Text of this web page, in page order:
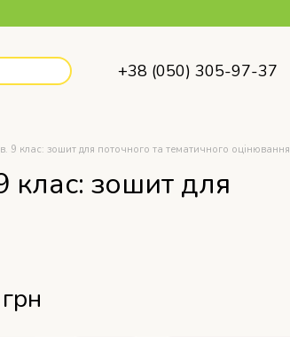
+38 (050) 305-97-37
9 клас: зошит для поточного та тематичного оцінювання
клас: зошит для